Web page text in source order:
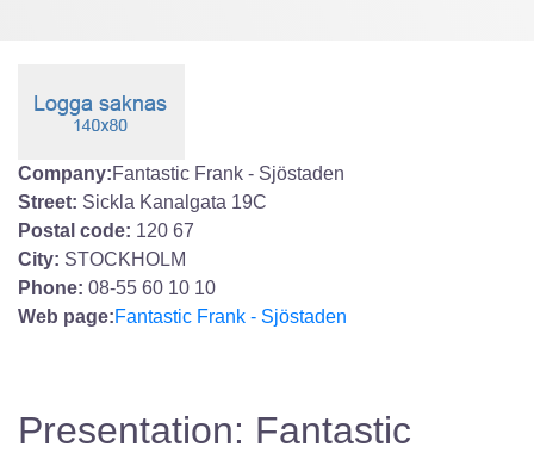
Company:Fantastic Frank - Sjöstaden
Street: Sickla Kanalgata 19C
Postal code: 120 67
City: STOCKHOLM
Phone: 08-55 60 10 10
Web page:Fantastic Frank - Sjöstaden
Presentation: Fantastic